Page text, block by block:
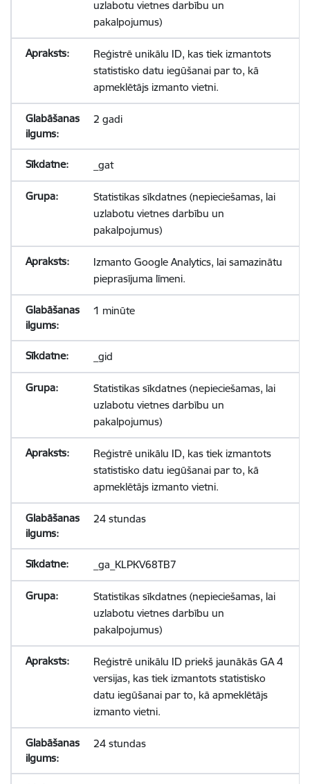
uzlabotu vietnes darbību un
pakalpojumus)
Reģistrē unikālu ID, kas tiek izmantots
statistisko datu iegūšanai par to, kā
apmeklētājs izmanto vietni.
2 gadi
_gat
Statistikas sīkdatnes (nepieciešamas, lai
uzlabotu vietnes darbību un
pakalpojumus)
Izmanto Google Analytics, lai samazinātu
pieprasījuma līmeni.
1 minūte
_gid
Statistikas sīkdatnes (nepieciešamas, lai
uzlabotu vietnes darbību un
pakalpojumus)
Reģistrē unikālu ID, kas tiek izmantots
statistisko datu iegūšanai par to, kā
apmeklētājs izmanto vietni.
24 stundas
_ga_KLPKV68TB7
Statistikas sīkdatnes (nepieciešamas, lai
uzlabotu vietnes darbību un
pakalpojumus)
Reģistrē unikālu ID priekš jaunākās GA 4
versijas, kas tiek izmantots statistisko
datu iegūšanai par to, kā apmeklētājs
izmanto vietni.
24 stundas